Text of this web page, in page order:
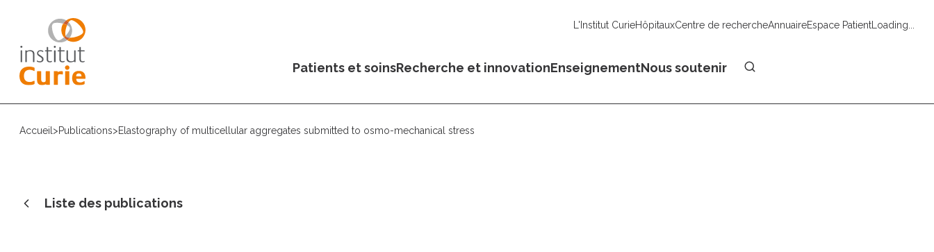
L'Institut CurieHôpitauxCentre de rechercheAnnuaireEspace PatientLoading...
Patients et soinsRecherche et innovationEnseignementNous soutenir
Accueil >Publications>Elastography of multicellular aggregates submitted to osmo-mechanical stress
Liste des publications